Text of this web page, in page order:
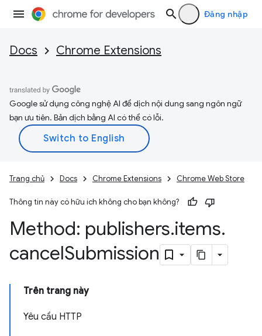
Đăng nhập
Docs Chrome Extensions
Google sử dụng công nghệ AI để dịch nội dung sang ngôn ngữ
bạn ưu tiên. Bản dịch bằng AI có thể có lỗi.
Trang chủ Docs Chrome Extensions Chrome Web Store
Thông tin này có hữu ích không cho bạn không?
Method: publishers.items.
cancelSubmission
Trên trang này
Yêu cầu HTTP